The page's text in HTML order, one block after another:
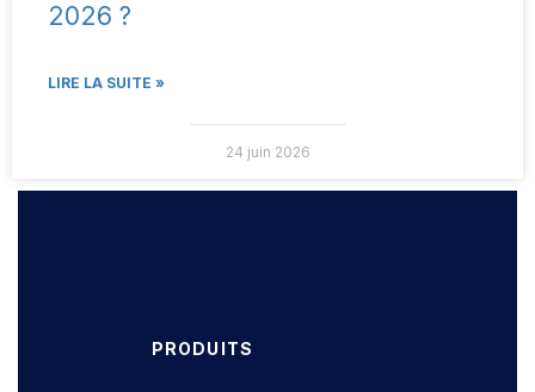
2026 ?
LIRE LA SUITE »
24 juin 2026
PRODUITS